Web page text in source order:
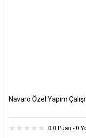
Navaro Özel Yapım
0.0 Puan - 0